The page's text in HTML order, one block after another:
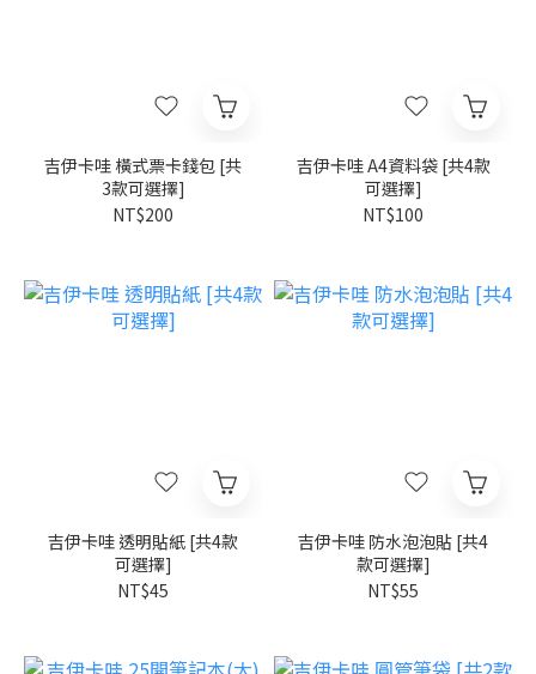
吉伊卡哇 橫式票卡錢包 [共
3款可選擇]
NT$200
吉伊卡哇 A4資料袋 [共4款
可選擇]
NT$100
吉伊卡哇 透明貼紙 [共4款
可選擇]
NT$45
吉伊卡哇 防水泡泡貼 [共4
款可選擇]
NT$55